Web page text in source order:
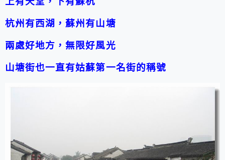
杭州有西湖，蘇州有山塘
兩處好地方，無限好風光
山塘街也一直有姑蘇第一名街的稱號